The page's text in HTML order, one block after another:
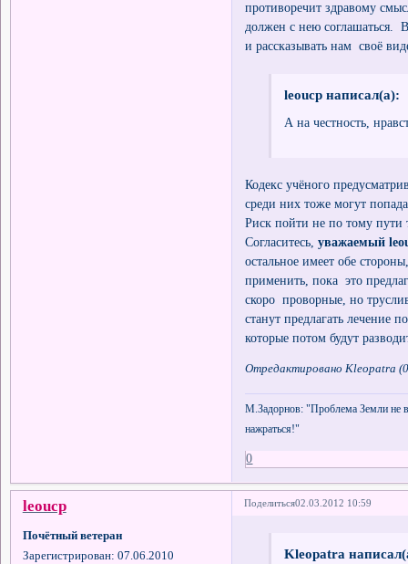
противоречит здравому
должен с нею соглашаться.
и рассказывать нам своё
leoucp написал(а):
А на честность,
Кодекс учёного
среди них тоже могут
Риск пойти не по тому пути
Согласитесь,уважаемый
остальное имеет обе
применить, пока это
скоро проворные, но
станут предлагать лечение
которые потом будут
Отредактировано Kleopatra
М.Задорнов: "Проблема Земли не
нажраться!"
0
Поделиться02.03.2012 10:59
leоucp
Почётный ветеран
Зарегистрирован: 07.06.2010
Kleopatra